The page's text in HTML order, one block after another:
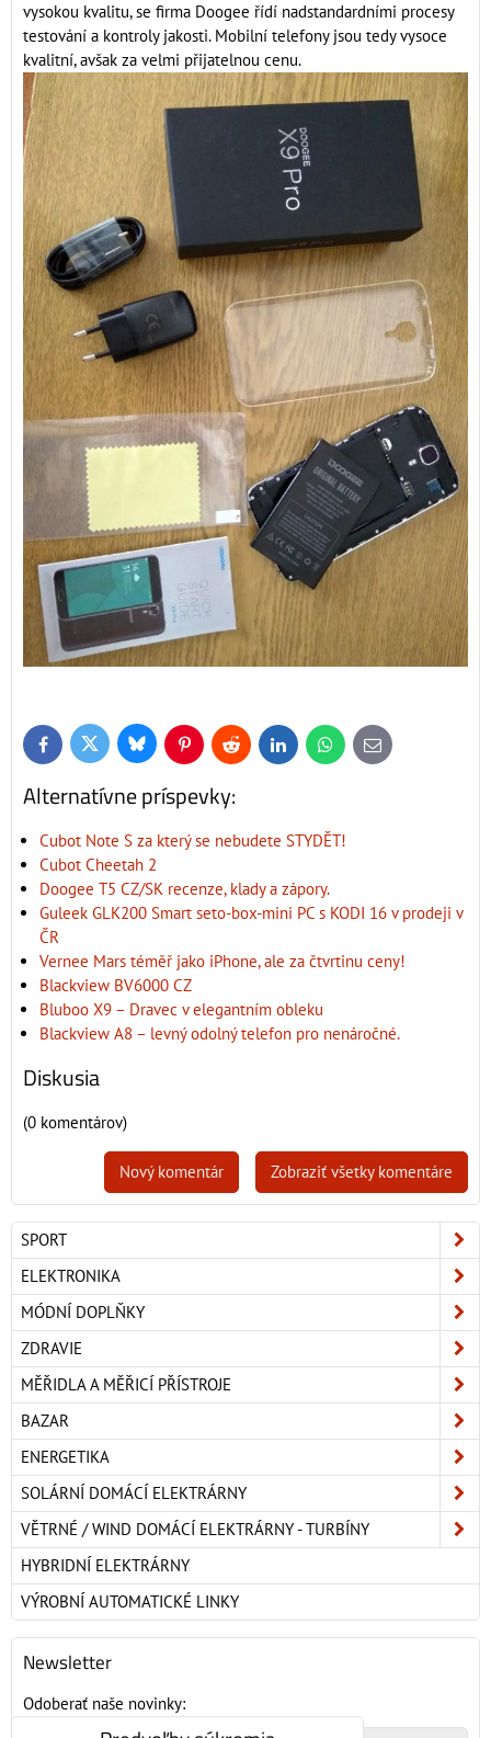
vysokou kvalitu, se firma Doogee řídí nadstandardními procesy
testování a kontroly jakosti. Mobilní telefony jsou tedy vysoce
kvalitní, avšak za velmi přijatelnou cenu.
FacebookTwitter BlueskyPinterestReddit LinkedInWhatsApp
E-
mail
Alternatívne príspevky:
Cubot Note S za který se nebudete STYDĚT!
Cubot Cheetah 2
Doogee T5 CZ/SK recenze, klady a zápory.
Guleek GLK200 Smart seto-box-mini PC s KODI 16 v prodeji v
ČR
Vernee Mars téměř jako iPhone, ale za čtvrtinu ceny!
Blackview BV6000 CZ
Bluboo X9 – Dravec v elegantním obleku
Blackview A8 – levný odolný telefon pro nenáročné.
Diskusia
(0 komentárov)
Zobraziť všetky komentáre
Nový komentár
SPORT
ELEKTRONIKA
MÓDNÍ DOPLŇKY
ZDRAVIE
MĚŘIDLA A MĚŘICÍ PŘÍSTROJE
BAZAR
ENERGETIKA
SOLÁRNÍ DOMÁCÍ ELEKTRÁRNY
VĚTRNÉ / WIND DOMÁCÍ ELEKTRÁRNY - TURBÍNY
HYBRIDNÍ ELEKTRÁRNY
VÝROBNÍ AUTOMATICKÉ LINKY
Newsletter
Odoberať naše novinky: